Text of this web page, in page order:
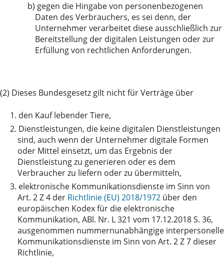
b) gegen die Hingabe von personenbezogenen
Daten des Verbrauchers, es sei denn, der
Unternehmer verarbeitet diese ausschließlich zur
Bereitstellung der digitalen Leistungen oder zur
Erfüllung von rechtlichen Anforderungen.
(2) Dieses Bundesgesetz gilt nicht für Verträge über
1. den Kauf lebender Tiere,
2. Dienstleistungen, die keine digitalen Dienstleistungen
sind, auch wenn der Unternehmer digitale Formen
oder Mittel einsetzt, um das Ergebnis der
Dienstleistung zu generieren oder es dem
Verbraucher zu liefern oder zu übermitteln,
3. elektronische Kommunikationsdienste im Sinn von
Art. 2 Z 4 der Richtlinie (EU) 2018/1972 über den
europäischen Kodex für die elektronische
Kommunikation, ABl. Nr. L 321 vom 17.12.2018 S. 36,
ausgenommen nummernunabhängige interpersonelle
Kommunikationsdienste im Sinn von Art. 2 Z 7 dieser
Richtlinie,